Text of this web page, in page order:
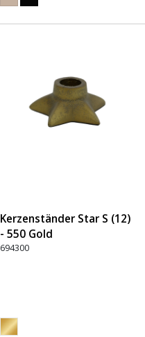
Kerzenständer Star S (12)
- 550 Gold
694300